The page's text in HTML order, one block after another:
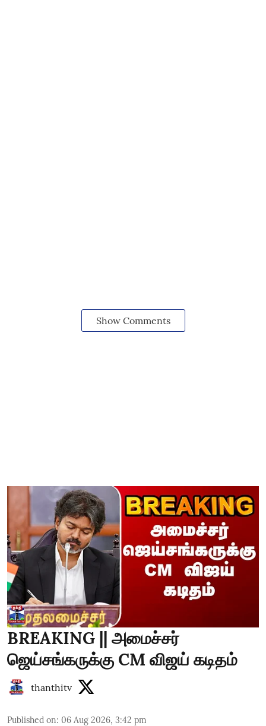
Show Comments
BREAKING || அமைச்சர்
ஜெய்சங்கருக்கு CM விஜய் கடிதம்
thanthitv
Published on: 06 Aug 2026, 3:42 pm